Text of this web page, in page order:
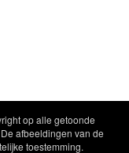
op alle getoonde
afbeeldingen van de
toestemming.